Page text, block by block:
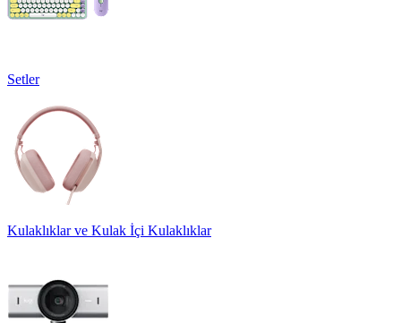
Setler
Kulaklıklar ve Kulak İçi Kulaklıklar